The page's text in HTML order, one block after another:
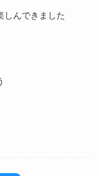
しんできました